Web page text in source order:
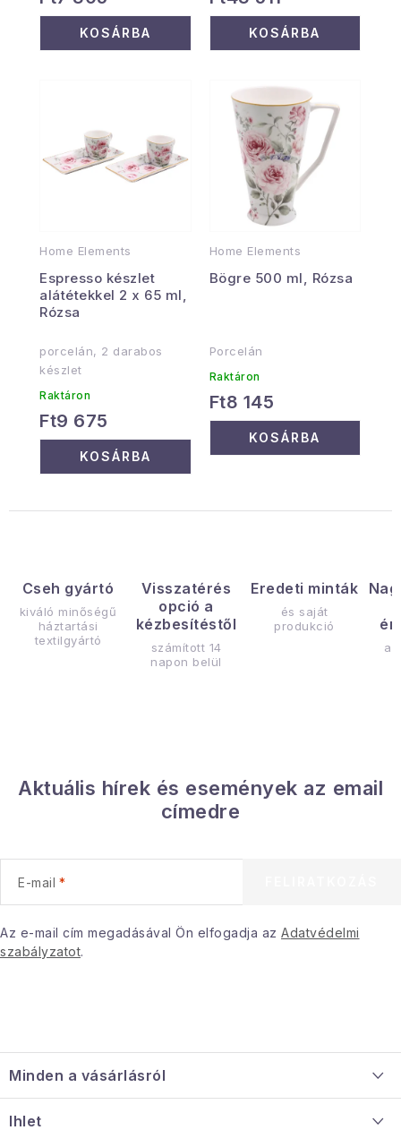
Cseh gyártó
kiváló minőségű
háztartási
textilgyártó
Visszatérés
opció a
kézbesítéstől
számított 14
napon belül
Eredeti minták
és saját
produkció
KOSÁRBA KOSÁRBA
Home Elements
Espresso készlet
alátétekkel 2 x 65 ml,
Rózsa
porcelán, 2 darabos
készlet
Raktáron
Ft9 675
KOSÁRBA
Home Elements
Bögre 500 ml, Rózsa
Porcelán
Raktáron
Ft8 145
KOSÁRBA
Aktuális hírek és események az email
címedre
E-mail
Az e-mail cím megadásával Ön elfogadja az Adatvédelmi
szabályzatot.
á
bMinden a vásárlásról
Ihlet